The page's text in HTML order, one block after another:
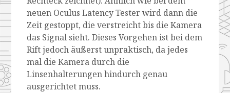
neuen Oculus Latency Tester wird dann die
Zeit gestoppt, die verstreicht bis die Kamera
das Signal sieht. Dieses Vorgehen ist bei dem
Rift jedoch äußerst unpraktisch, da jedes
mal die Kamera durch die
Linsenhalterungen hindurch genau
ausgerichtet muss.